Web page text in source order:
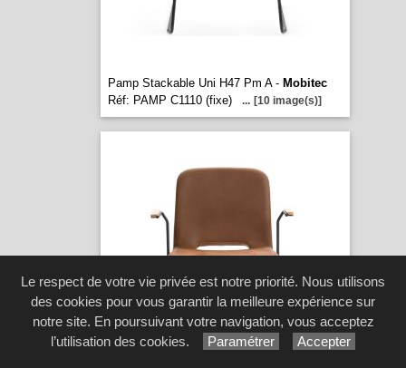
Pamp Stackable Uni H47 Pm A - Mobitec
Réf: PAMP C1110 (fixe)
... [10 image(s)]
Le respect de votre vie privée est notre priorité. Nous utilisons
des cookies pour vous garantir la meilleure expérience sur
notre site. En poursuivant votre navigation, vous acceptez
l’utilisation des cookies.
Paramétrer Accepter